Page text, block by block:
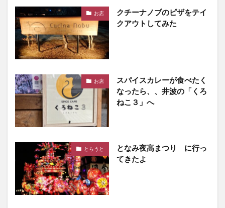
お店
クチーナノブのピザをテイ
クアウトしてみた
お店
スパイスカレーが食べたく
なったら、、井波の「くろ
ねこ３」へ
とらうと
となみ夜高まつり に行っ
てきたよ